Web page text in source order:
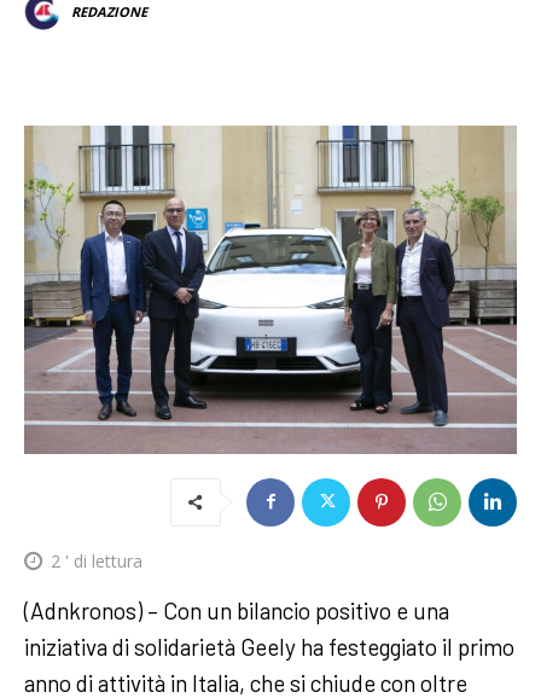
REDAZIONE
2 ' di lettura
(Adnkronos) – Con un bilancio positivo e una
iniziativa di solidarietà Geely ha festeggiato il primo
anno di attività in Italia, che si chiude con oltre